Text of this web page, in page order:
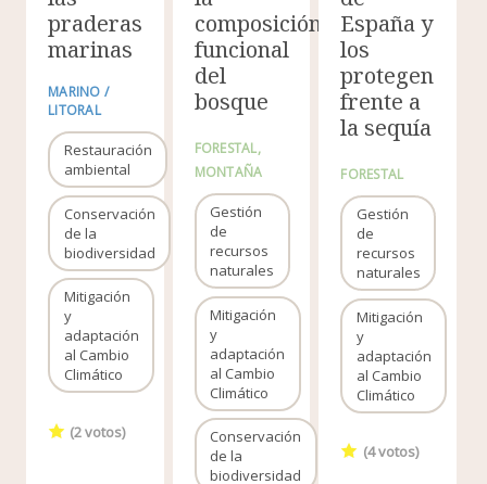
praderas
marinas
MARINO /
LITORAL
Restauración
ambiental
Conservación
de la
biodiversidad
Mitigación
y
adaptación
al Cambio
Climático
(2votos)
composición
funcional
del
bosque
FORESTAL
MONTAÑA
Gestión
de
recursos
naturales
Mitigación
y
adaptación
al Cambio
Climático
Conservación
de la
biodiversidad
España y
los
protegen
frente a
la sequía
FORESTAL
Gestión
de
recursos
naturales
Mitigación
y
adaptación
al Cambio
Climático
(4votos)